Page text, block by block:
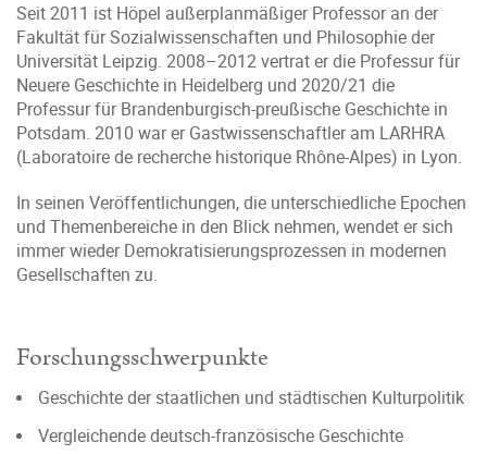
Seit 2011 ist Höpel außerplanmäßiger Professor an der
Fakultät für Sozialwissenschaften und Philosophie der
Universität Leipzig. 2008–2012 vertrat er die Professur für
Neuere Geschichte in Heidelberg und 2020/21 die
Professur für Brandenburgisch-preußische Geschichte in
Potsdam. 2010 war er Gastwissenschaftler am LARHRA
(Laboratoire de recherche historique Rhône-Alpes) in Lyon.
In seinen Veröffentlichungen, die unterschiedliche Epochen
und Themenbereiche in den Blick nehmen, wendet er sich
immer wieder Demokratisierungsprozessen in modernen
Gesellschaften zu.
Forschungsschwerpunkte
Geschichte der staatlichen und städtischen Kulturpolitik
Vergleichende deutsch-französische Geschichte